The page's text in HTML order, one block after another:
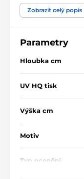
Zimní sporty
Zobrazit celý popis
Parametry
Hloubka cm
UV HQ tisk
Výška cm
Motiv
Typ ocenění